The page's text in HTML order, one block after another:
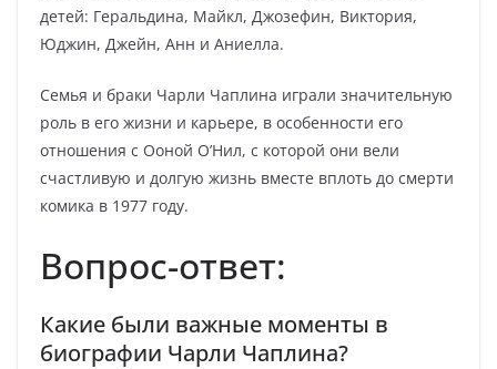
детей: Геральдина, Майкл, Джозефин, Виктория,
Юджин, Джейн, Анн и Аниелла.
Семья и браки Чарли Чаплина играли значительную
роль в его жизни и карьере, в особенности его
отношения с Ооной О’Нил, с которой они вели
счастливую и долгую жизнь вместе вплоть до смерти
комика в 1977 году.
Вопрос-ответ:
Какие были важные моменты в
биографии Чарли Чаплина?